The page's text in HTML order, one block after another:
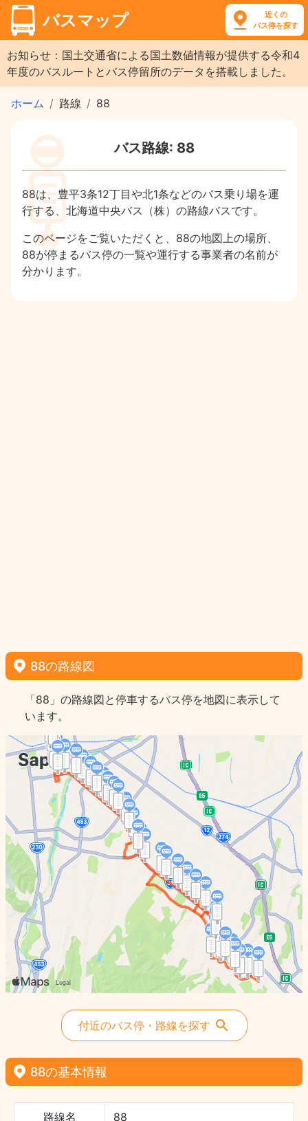
バスマップ
近くの
バス停を探す
お知らせ：国土交通省による国土数値情報が提供する令和4
年度のバスルートとバス停留所のデータを搭載しました。
ホーム 路線 88
バス路線: 88
88は、豊平3条12丁目や北1条などのバス乗り場を運
行する、北海道中央バス（株）の路線バスです。
このページをご覧いただくと、88の地図上の場所、
88が停まるバス停の一覧や運行する事業者の名前が
分かります。
88の路線図
「88」の路線図と停車するバス停を地図に表示して
います。
付近のバス停・路線を探す
88の基本情報
路線名 88